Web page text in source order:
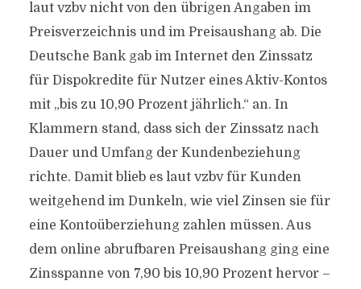
laut vzbv nicht von den übrigen Angaben im
Preisverzeichnis und im Preisaushang ab. Die
Deutsche Bank gab im Internet den Zinssatz
für Dispokredite für Nutzer eines Aktiv-Kontos
mit „bis zu 10,90 Prozent jährlich.“ an. In
Klammern stand, dass sich der Zinssatz nach
Dauer und Umfang der Kundenbeziehung
richte. Damit blieb es laut vzbv für Kunden
weitgehend im Dunkeln, wie viel Zinsen sie für
eine Kontoüberziehung zahlen müssen. Aus
dem online abrufbaren Preisaushang ging eine
Zinsspanne von 7,90 bis 10,90 Prozent hervor –